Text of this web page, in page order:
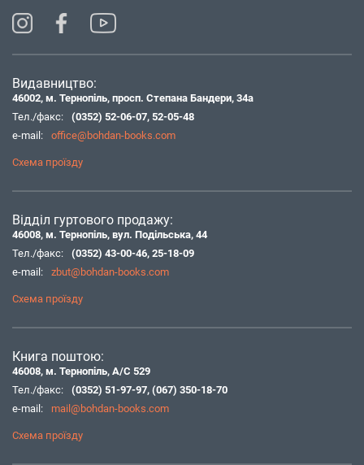
Видавництво:
46002, м. Тернопіль, просп. Степана Бандери, 34а
Тел./факс:
(0352) 52-06-07, 52-05-48
e-mail:
office@bohdan-books.com
Схема проїзду
Відділ гуртового продажу:
46008, м. Тернопіль, вул. Подільська, 44
Тел./факс:
(0352) 43-00-46, 25-18-09
e-mail:
zbut@bohdan-books.com
Схема проїзду
Книга поштою:
46008, м. Тернопіль, А/С 529
Тел./факс:
(0352) 51-97-97, (067) 350-18-70
e-mail:
mail@bohdan-books.com
Схема проїзду